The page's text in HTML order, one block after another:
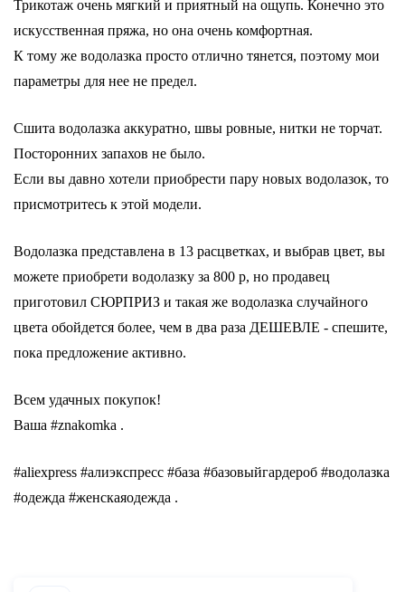
Трикотаж очень мягкий и приятный на ощупь. Конечно это
искусственная пряжа, но она очень комфортная.
К тому же водолазка просто отлично тянется, поэтому мои
параметры для нее не предел.
Сшита водолазка аккуратно, швы ровные, нитки не торчат.
Посторонних запахов не было.
Если вы давно хотели приобрести пару новых водолазок, то
присмотритесь к этой модели.
Водолазка представлена в 13 расцветках, и выбрав цвет, вы
можете приобрети водолазку за 800 р, но продавец
приготовил СЮРПРИЗ и такая же водолазка случайного
цвета обойдется более, чем в два раза ДЕШЕВЛЕ - спешите,
пока предложение активно.
Всем удачных покупок!
Ваша #znakomka .
#aliexpress #алиэкспресс #база #базовыйгардероб #водолазка
#одежда #женскаяодежда .